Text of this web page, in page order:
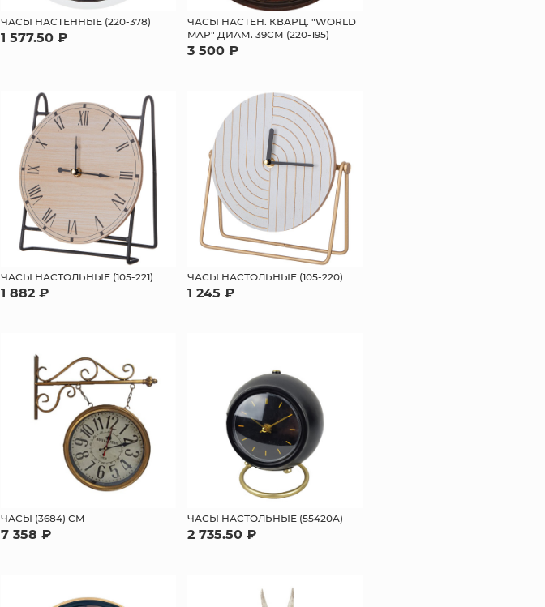
ЧАСЫ НАСТЕННЫЕ (220-378)
1 577.50 ₽
ЧАСЫ НАСТЕН. КВАРЦ. "WORLD
MAP" ДИАМ. 39СМ (220-195)
3 500 ₽
ЧАСЫ НАСТОЛЬНЫЕ (105-221)
1 882 ₽
ЧАСЫ НАСТОЛЬНЫЕ (105-220)
1 245 ₽
ЧАСЫ (3684) СМ
7 358 ₽
ЧАСЫ НАСТОЛЬНЫЕ (55420A)
2 735.50 ₽